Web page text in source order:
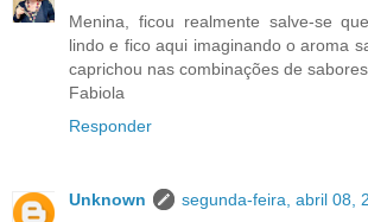
Menina, ficou realmente salve-se
lindo e fico aqui imaginando o aroma
caprichou nas combinações de
Fabiola
Responder
Unknown
segunda-feira, abril 08,